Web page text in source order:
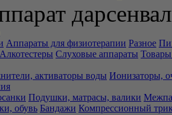
Аппараты для физиотерапии Разное
Алкотестеры Слуховые аппараты Товары
активаторы воды Ионизаторы,
Подушки, матрасы, валики
обувь Бандажи Компрессионный